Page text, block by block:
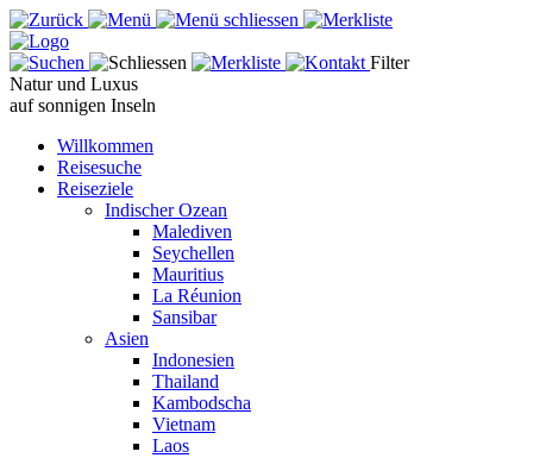
Filter
Natur und Luxus
auf sonnigen Inseln
Willkommen
Reisesuche
Reiseziele
Indischer Ozean
Malediven
Seychellen
Mauritius
La Réunion
Sansibar
Asien
Indonesien
Thailand
Kambodscha
Vietnam
Laos